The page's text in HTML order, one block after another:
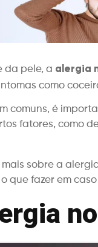
da pele, a alergia
como
comuns, é
fatores, como
sobre a
que fazer em